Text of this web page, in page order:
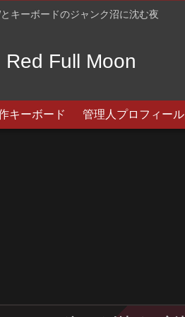
キーボードのジャンク沼に沈む夜
Red Full Moon
キーボード 管理人プロフィール